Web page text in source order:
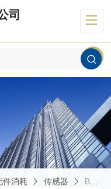
司
件消耗 传感器 BX80S/1O-1H墨迪传感器